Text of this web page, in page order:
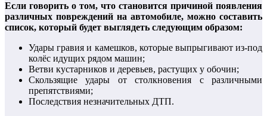
Если говорить о том, что становится причиной появления
различных повреждений на автомобиле, можно составить
список, который будет выглядеть следующим образом:
Удары гравия и камешков, которые выпрыгивают из-под
колёс идущих рядом машин;
Ветви кустарников и деревьев, растущих у обочин;
Скользящие удары от столкновения с различными
препятствиями;
Последствия незначительных ДТП.